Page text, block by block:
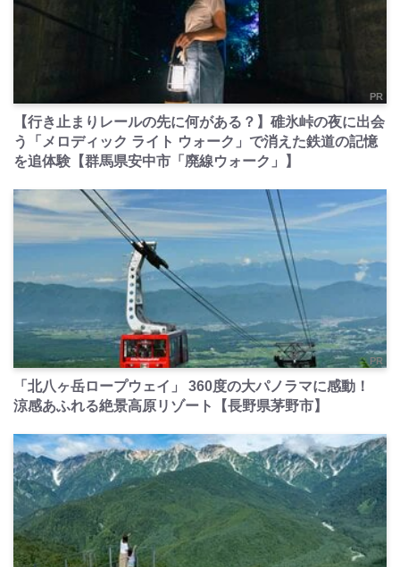
PR
【行き止まりレールの先に何がある？】碓氷峠の夜に出会
う「メロディック ライト ウォーク」で消えた鉄道の記憶
を追体験【群馬県安中市「廃線ウォーク」】
PR
「北八ヶ岳ロープウェイ」 360度の大パノラマに感動！
涼感あふれる絶景高原リゾート【長野県茅野市】